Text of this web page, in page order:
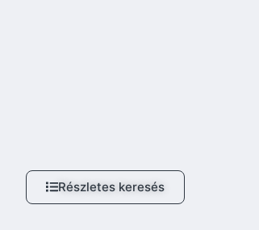
Részletes keresés